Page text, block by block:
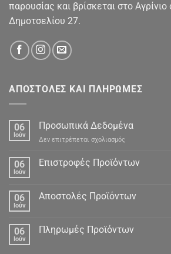
παρουσίας και βρίσκεται στο
Δημοτσελίου 27.
ΑΠΟΣΤΟΛΕΣ ΚΑΙ ΠΛΗΡΩΜΕΣ
06
Ιούν
Προσωπικά Δεδομένα
Δεν επιτρέπεται σχολιασμός
Δεδομένα
06
Ιούν
Επιστροφές Προϊόντων
06
Ιούν
Αποστολές Προϊόντων
06
Ιούν
Πληρωμές Προϊόντων